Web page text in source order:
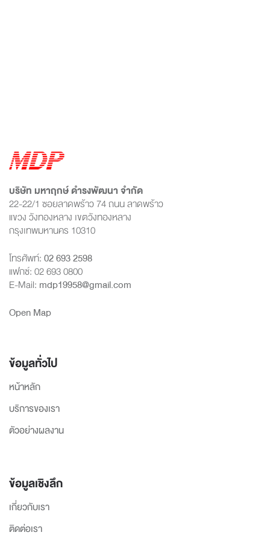
บริษัท มหาฤกษ์ ดำรงพัฒนา จำกัด
22-22/1 ซอยลาดพร้าว 74 ถนน ลาดพร้าว
แขวง วังทองหลาง เขตวังทองหลาง
กรุงเทพมหานคร 10310
โทรศัพท์:02 693 2598
แฟกซ์: 02 693 0800
E-Mail: mdp19958@gmail.com
Open Map
ข้อมูลทั่วไป
หน้าหลัก
บริการของเรา
ตัวอย่างผลงาน
ข้อมูลเชิงลึก
เกี่ยวกับเรา
ติดต่อเรา